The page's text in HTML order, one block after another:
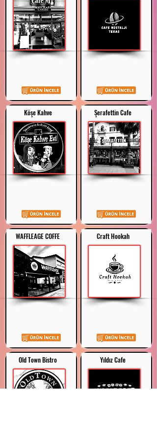
Köşe Kahve
WAFFLEAGE COFFE
Old Town Bistro
Şerafettin Cafe
Craft Hookah
Yıldız Cafe